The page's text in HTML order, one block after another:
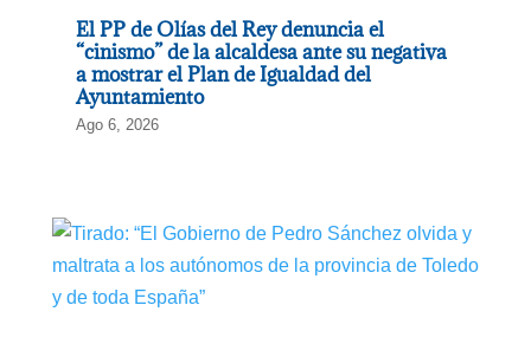
El PP de Olías del Rey denuncia el
“cinismo” de la alcaldesa ante su negativa
a mostrar el Plan de Igualdad del
Ayuntamiento
Ago 6, 2026